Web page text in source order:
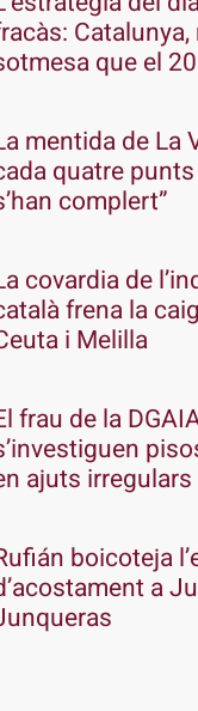
que el
mentida de La
quatre
complert”
covardia de
frena la
i Melilla
frau de la
ajuts irregulars
boicoteja
a